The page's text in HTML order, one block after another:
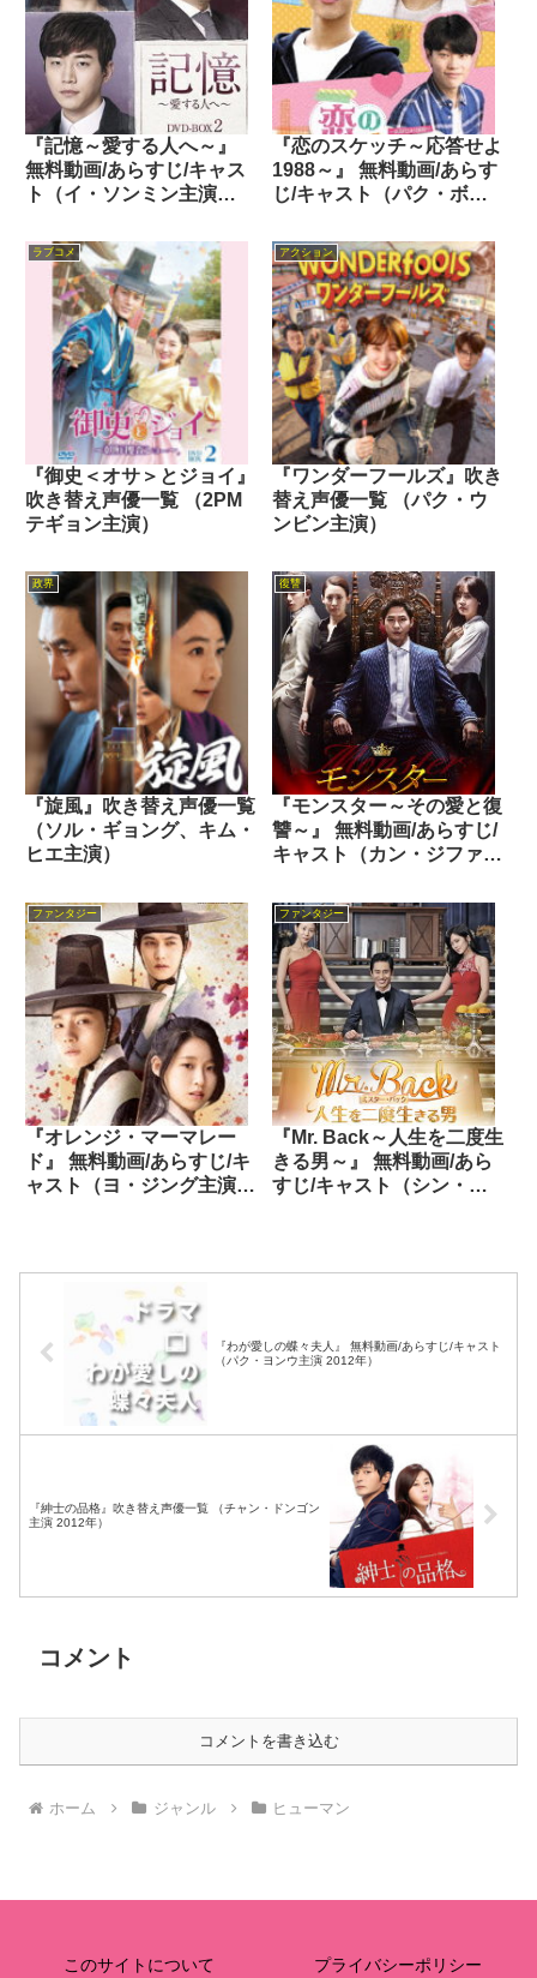
『記憶～愛する人へ～』
無料動画/あらすじ/キャス
ト（イ・ソンミン主演
『恋のスケッチ～応答せよ
1988～』 無料動画/あらす
じ/キャスト（パク・ボゴ
ラブコメ
『御史＜オサ＞とジョイ』
吹き替え声優一覧 （2PM
テギョン主演）
アクション
『ワンダーフールズ』吹き
替え声優一覧 （パク・ウ
ンビン主演）
政界
『旋風』吹き替え声優一覧
（ソル・ギョング、キム・
ヒエ主演）
復讐
『モンスター～その愛と復
讐～』 無料動画/あらすじ/
キャスト（カン・ジファン
ファンタジー
『オレンジ・マーマレー
ド』 無料動画/あらすじ/キ
ャスト（ヨ・ジング主演
ファンタジー
『Mr. Back～人生を二度生
きる男～』 無料動画/あら
すじ/キャスト（シン・ハ
『わが愛しの蝶々夫人』 無料動画/あらすじ/キャスト
（パク・ヨンウ主演 2012年）
『紳士の品格』吹き替え声優一覧 （チャン・ドンゴン
主演 2012年）
コメント
コメントを書き込む
ホーム ジャンル ヒューマン
このサイトについて プライバシーポリシー